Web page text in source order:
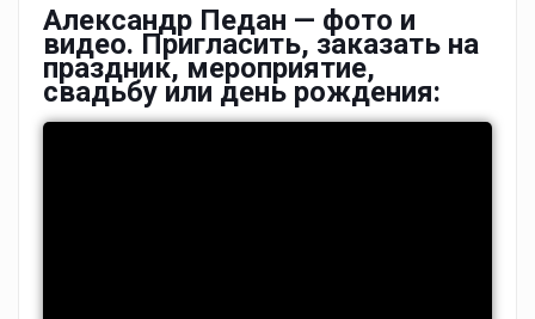
Александр Педан — фото и
видео. Пригласить, заказать на
праздник, мероприятие,
свадьбу или день рождения: